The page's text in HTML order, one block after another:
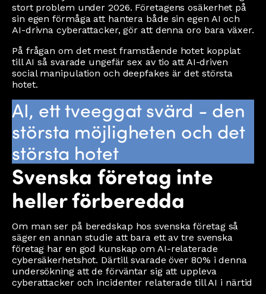
stort problem under 2026. Företagens osäkerhet på
sin egen förmåga att hantera både sin egen AI och
AI-drivna cyberattacker, gör att denna oro bara växer.
På frågan om det mest framstående hotet kopplat
till AI så svarade ungefär sex av tio att AI-driven
social manipulation och deepfakes är det största
hotet.
AI, ett tveeggat svärd - den
största möjligheten och det
största hotet
Svenska företag inte
heller förberedda
Om man ser på beredskap hos svenska företag så
säger en annan studie att bara ett av tre svenska
företag har en god kunskap om AI-relaterade
cybersäkerhetshot. Därtill svarade över 80% i denna
undersökning att de förväntar sig att uppleva
cyberattacker och incidenter relaterade till AI i närtid